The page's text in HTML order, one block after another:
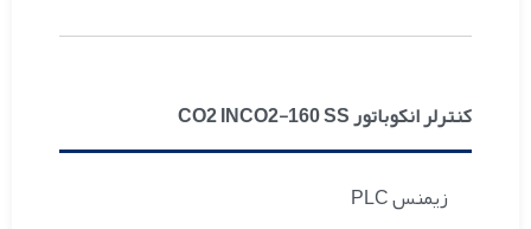
کنترلر انکوباتور CO2 INCO2-160 SS
PLC زیمنس